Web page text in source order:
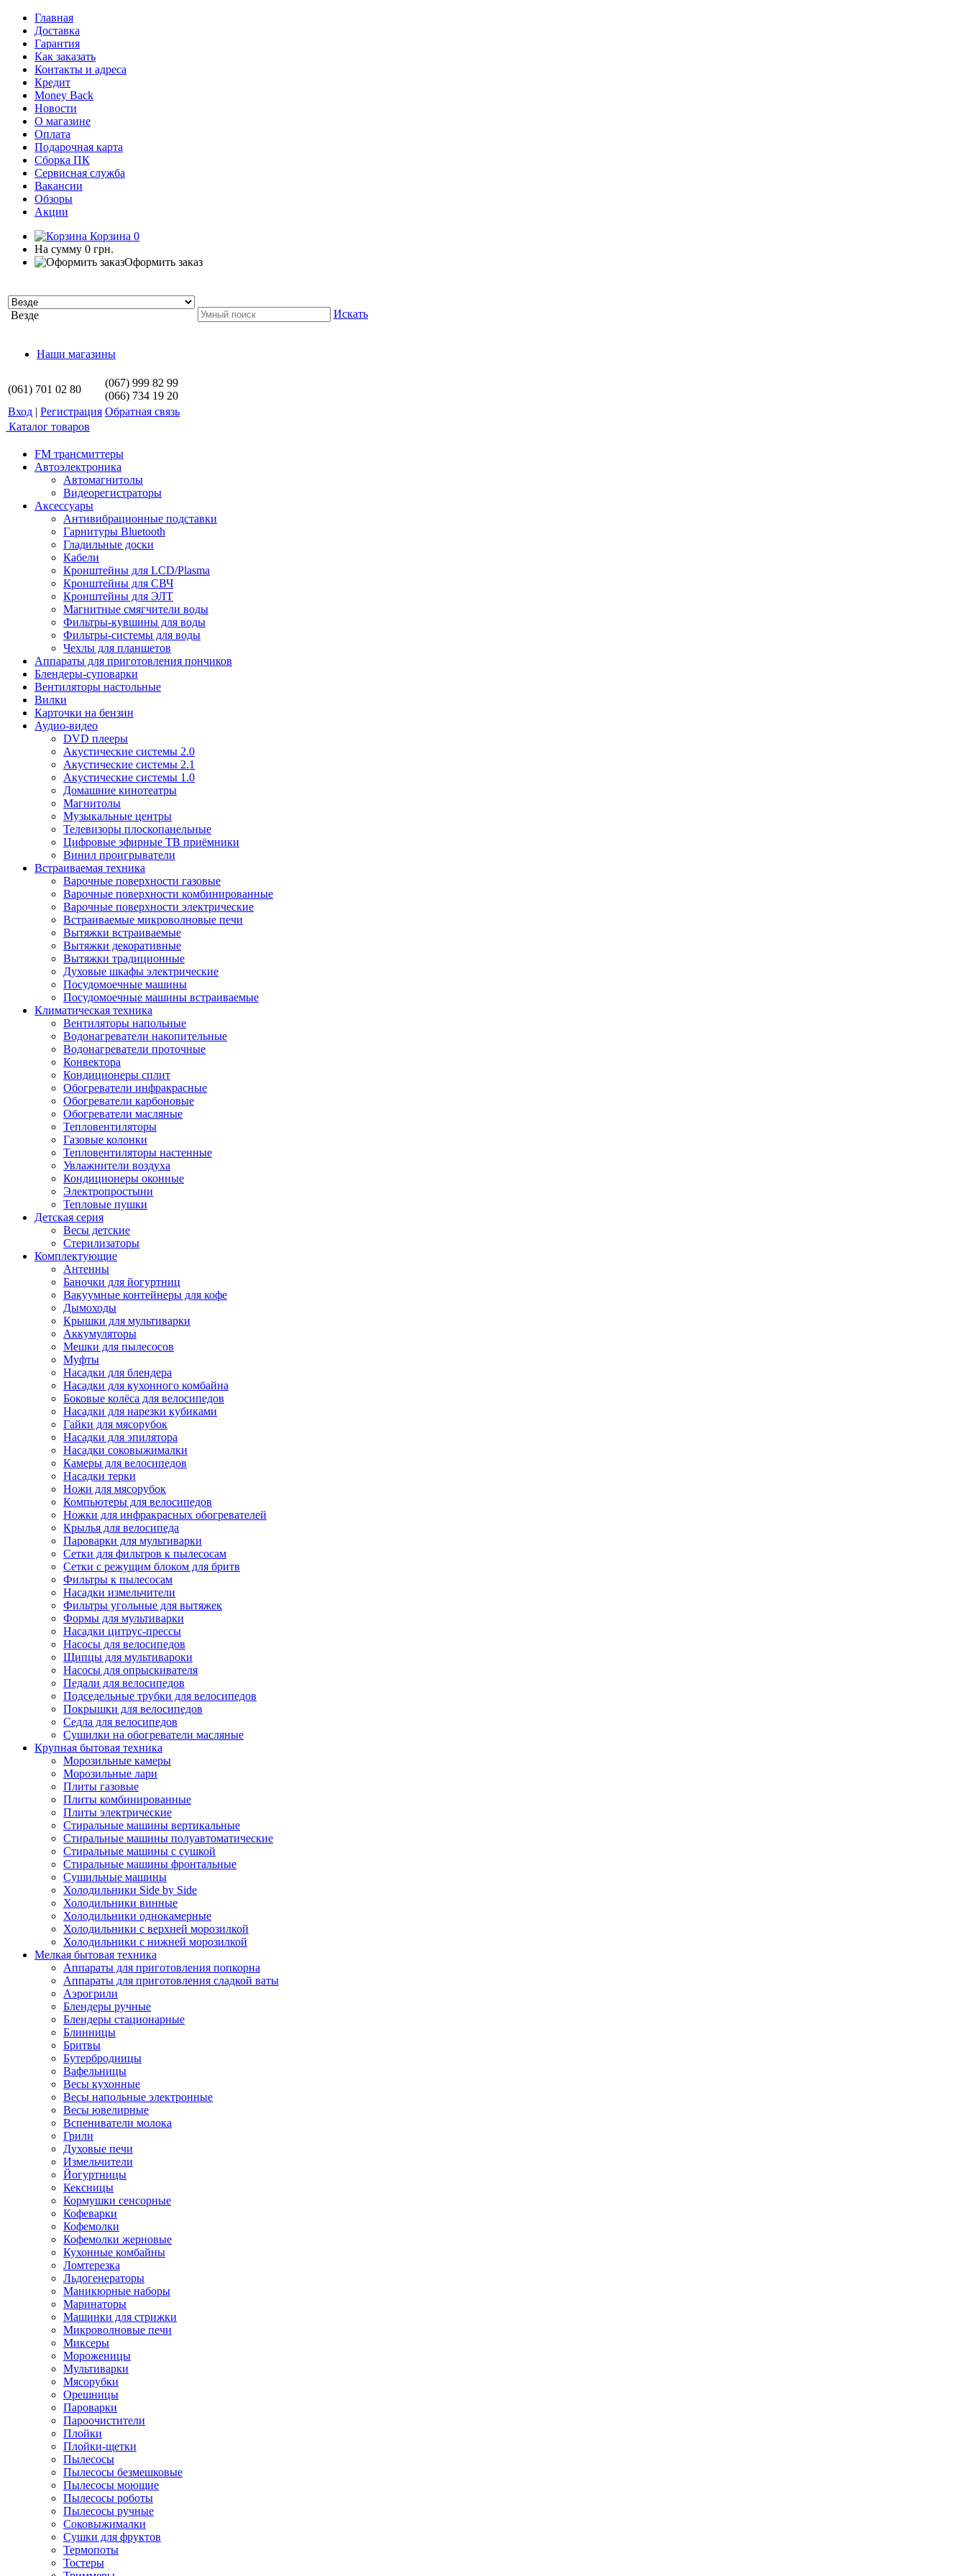
Главная
Доставка
Гарантия
Как заказать
Контакты и адреса
Кредит
Money Back
Новости
О магазине
Оплата
Подарочная карта
Сборка ПК
Сервисная служба
Вакансии
Обзоры
Акции
Корзина 0
На сумму 0 грн.
Оформить заказ
Везде Искать
Наши магазины
(061) 701 02 80
(067) 999 82 99
(066) 734 19 20
Вход | Регистрация Обратная связь
Каталог товаров
FM трансмиттеры
Автоэлектроника
Автомагнитолы
Видеорегистраторы
Аксессуары
Антивибрационные подставки
Гарнитуры Bluetooth
Гладильные доски
Кабели
Кронштейны для LCD/Plasma
Кронштейны для СВЧ
Кронштейны для ЭЛТ
Магнитные смягчители воды
Фильтры-кувшины для воды
Фильтры-системы для воды
Чехлы для планшетов
Аппараты для приготовления пончиков
Блендеры-суповарки
Вентиляторы настольные
Вилки
Карточки на бензин
Аудио-видео
DVD плееры
Акустические системы 2.0
Акустические системы 2.1
Акустические системы 1.0
Домашние кинотеатры
Магнитолы
Музыкальные центры
Телевизоры плоскопанельные
Цифровые эфирные ТВ приёмники
Винил проигрыватели
Встраиваемая техника
Варочные поверхности газовые
Варочные поверхности комбинированные
Варочные поверхности электрические
Встраиваемые микроволновые печи
Вытяжки встраиваемые
Вытяжки декоративные
Вытяжки традиционные
Духовые шкафы электрические
Посудомоечные машины
Посудомоечные машины встраиваемые
Климатическая техника
Вентиляторы напольные
Водонагреватели накопительные
Водонагреватели проточные
Конвектора
Кондиционеры сплит
Обогреватели инфракрасные
Обогреватели карбоновые
Обогреватели масляные
Тепловентиляторы
Газовые колонки
Тепловентиляторы настенные
Увлажнители воздуха
Кондиционеры оконные
Электропростыни
Тепловые пушки
Детская серия
Весы детские
Стерилизаторы
Комплектующие
Антенны
Баночки для йогуртниц
Вакуумные контейнеры для кофе
Дымоходы
Крышки для мультиварки
Аккумуляторы
Мешки для пылесосов
Муфты
Насадки для блендера
Насадки для кухонного комбайна
Боковые колёса для велосипедов
Насадки для нарезки кубиками
Гайки для мясорубок
Насадки для эпилятора
Насадки соковыжималки
Камеры для велосипедов
Насадки терки
Ножи для мясорубок
Компьютеры для велосипедов
Ножки для инфракрасных обогревателей
Крылья для велосипеда
Пароварки для мультиварки
Сетки для фильтров к пылесосам
Сетки с режущим блоком для бритв
Фильтры к пылесосам
Насадки измельчители
Фильтры угольные для вытяжек
Формы для мультиварки
Насадки цитрус-прессы
Насосы для велосипедов
Щипцы для мультивароки
Насосы для опрыскивателя
Педали для велосипедов
Подседельные трубки для велосипедов
Покрышки для велосипедов
Седла для велосипедов
Сушилки на обогреватели масляные
Крупная бытовая техника
Морозильные камеры
Морозильные лари
Плиты газовые
Плиты комбинированные
Плиты электрические
Стиральные машины вертикальные
Стиральные машины полуавтоматические
Стиральные машины с сушкой
Стиральные машины фронтальные
Сушильные машины
Холодильники Side by Side
Холодильники винные
Холодильники однокамерные
Холодильники с верхней морозилкой
Холодильники с нижней морозилкой
Мелкая бытовая техника
Аппараты для приготовления попкорна
Аппараты для приготовления сладкой ваты
Аэрогрили
Блендеры ручные
Блендеры стационарные
Блинницы
Бритвы
Бутербродницы
Вафельницы
Весы кухонные
Весы напольные электронные
Весы ювелирные
Вспениватели молока
Грили
Духовые печи
Измельчители
Йогуртницы
Кексницы
Кормушки сенсорные
Кофеварки
Кофемолки
Кофемолки жерновые
Кухонные комбайны
Ломтерезка
Льдогенераторы
Маникюрные наборы
Маринаторы
Машинки для стрижки
Микроволновые печи
Миксеры
Мороженицы
Мультиварки
Мясорубки
Орешницы
Пароварки
Пароочистители
Плойки
Плойки-щетки
Пылесосы
Пылесосы безмешковые
Пылесосы моющие
Пылесосы роботы
Пылесосы ручные
Соковыжималки
Сушки для фруктов
Термопоты
Тостеры